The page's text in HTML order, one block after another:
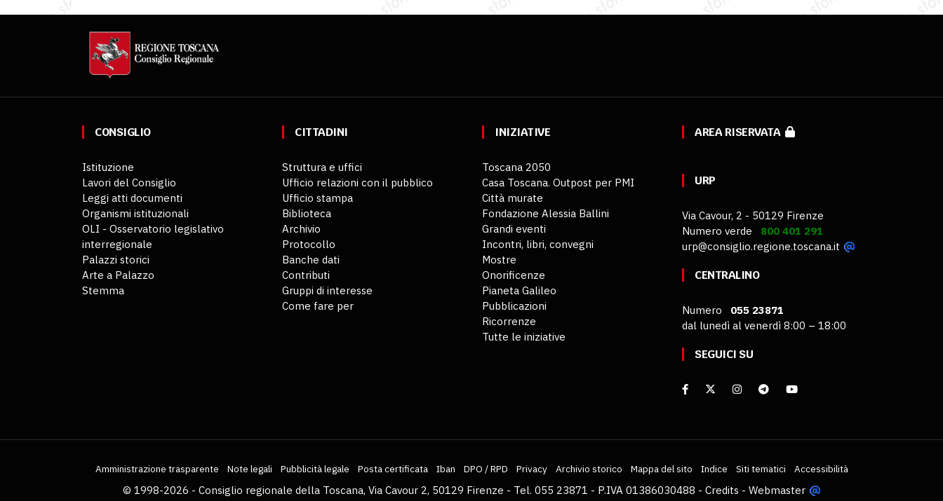
CONSIGLIO
Istituzione
Lavori del Consiglio
Leggi atti documenti
Organismi istituzionali
OLI - Osservatorio legislativo
interregionale
Palazzi storici
Arte a Palazzo
Stemma
CITTADINI
Struttura e uffici
Ufficio relazioni con il pubblico
Ufficio stampa
Biblioteca
Archivio
Protocollo
Banche dati
Contributi
Gruppi di interesse
Come fare per
INIZIATIVE
Toscana 2050
Casa Toscana. Outpost per PMI
Città murate
Fondazione Alessia Ballini
Grandi eventi
Incontri, libri, convegni
Mostre
Onorificenze
Pianeta Galileo
Pubblicazioni
Ricorrenze
Tutte le iniziative
AREA RISERVATA
URP
Via Cavour, 2 - 50129 Firenze
Numero verde 800 401 291
urp@consiglio.regione.toscana.it
CENTRALINO
Numero 055 23871
dal lunedì al venerdì 8:00 – 18:00
SEGUICI SU
Amministrazione trasparente Note legali Pubblicità legale Posta certificata Iban DPO / RPD Privacy Archivio storico Mappa del sito Indice Siti tematici Accessibilità
© 1998-2026 - Consiglio regionale della Toscana, Via Cavour 2, 50129 Firenze - Tel. 055 23871 - P.IVA 01386030488 - Credits - Webmaster